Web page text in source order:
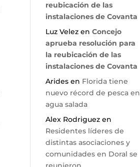
reubicación de las
instalaciones de Covanta
Luz Velez enConcejo
aprueba resolución para
la reubicación de las
instalaciones de Covanta
Arides en Florida tiene
nuevo récord de pesca en
agua salada
Alex Rodriguez en
Residentes líderes de
distintas asociaciones y
comunidades en Doral se